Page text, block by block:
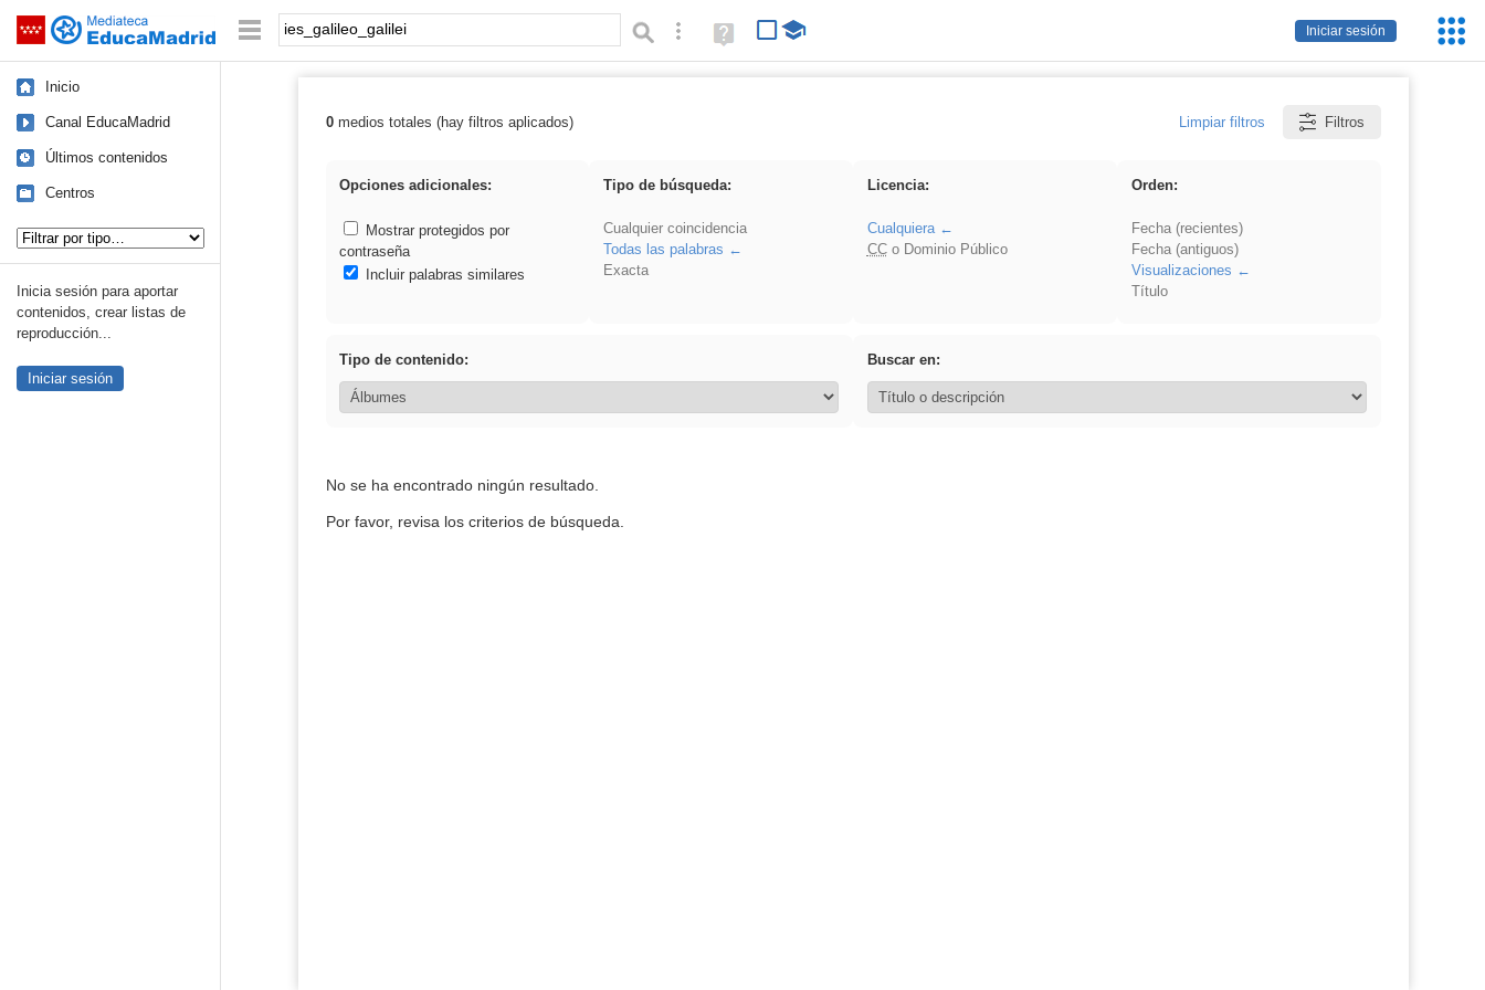
Saltar navegación
Iniciar sesión
Palabra o frase: Búsqueda avanzada
Ayuda
(en
Inicio
Canal EducaMadrid
Últimos contenidos
Centros
Inicia sesión para aportar
contenidos, crear listas de
reproducción...
Iniciar sesión
Resultados de: ies_galileo_galilei
0medios totales (hay filtros aplicados) Limpiar filtros Filtros
Opciones adicionales:
Mostrar protegidos por
contraseña
Incluir palabras similares
Tipo de búsqueda:
Cualquier coincidencia
Todas las palabras
Exacta
Licencia:
Cualquiera
CCo Dominio Público
Orden:
Fecha (recientes)
Fecha (antiguos)
Visualizaciones
Título
Tipo de contenido: Buscar en:
No se ha encontrado ningún resultado.
Por favor, revisa los criterios de búsqueda.